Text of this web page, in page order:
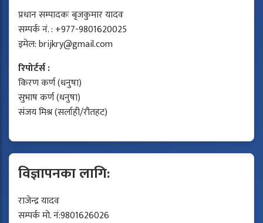
प्रधान सम्पादकः बृजकुमार यादव
सम्पर्क नं. : +977-9801620025
इमेल:brijkry@gmail.com
रिपोर्टर्स :
किरण कर्ण (धनुषा)
सुभाष कर्ण (धनुषा)
संजय मिश्र (सर्लाही/रौतहट)
विज्ञापनका लागि:
राजेन्द्र यादव
सम्पर्क मो. नं:9801626026